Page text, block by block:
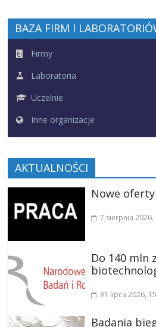
BAZA FIRM I
Firmy
Laboratoria
Uczelnie
Inne organizacje
AKTUALNOŚCI
Nowe
7 sierpnia 2026,
Do 140 mln
31 lipca 2026,
Badania